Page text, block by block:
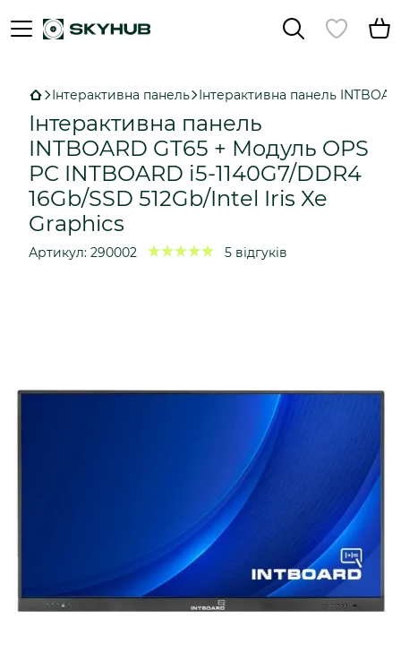
Інтерактивна панель Інтерактивна панель
Інтерактивна панель
INTBOARD GT65 + Модуль OPS
PC INTBOARD і5-1140G7/DDR4
16Gb/SSD 512Gb/Intel Iris Xe
Graphics
Артикул: 290002 5 відгуків